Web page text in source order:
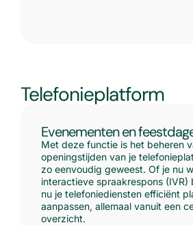
Telefonieplatform
Evenementen en
Met deze functie is het beheren
openingstijden van je
zo eenvoudig geweest. Of je nu
interactieve spraakrespons (IVR)
nu je telefoniediensten efficiënt
aanpassen, allemaal vanuit een
overzicht.